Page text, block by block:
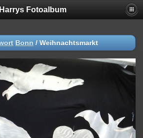
Harrys Fotoalbum
Bonn / Weihnachtsmarkt